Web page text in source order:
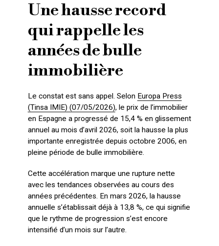
Une hausse record
qui rappelle les
années de bulle
immobilière
Le constat est sans appel. Selon Europa Press
(Tinsa IMIE) (07/05/2026), le prix de l’immobilier
en Espagne a progressé de 15,4 % en glissement
annuel au mois d’avril 2026, soit la hausse la plus
importante enregistrée depuis octobre 2006, en
pleine période de bulle immobilière.
Cette accélération marque une rupture nette
avec les tendances observées au cours des
années précédentes. En mars 2026, la hausse
annuelle s’établissait déjà à 13,8 %, ce qui signifie
que le rythme de progression s’est encore
intensifié d’un mois sur l’autre.